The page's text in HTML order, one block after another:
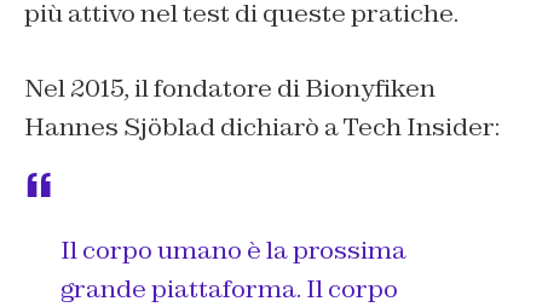
più attivo nel test di queste pratiche.
Nel 2015, il fondatore di Bionyfiken
Hannes Sjöblad dichiarò a Tech Insider:
Il corpo umano è la prossima
grande piattaforma. Il corpo